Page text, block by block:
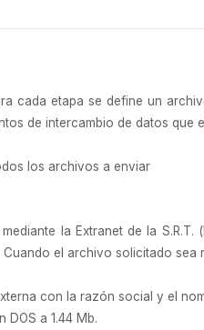
cada etapa se define un
de intercambio de datos que
los archivos a enviar
la Extranet de la
el archivo solicitado sea
con la razón social y el
DOS a 1.44 Mb.